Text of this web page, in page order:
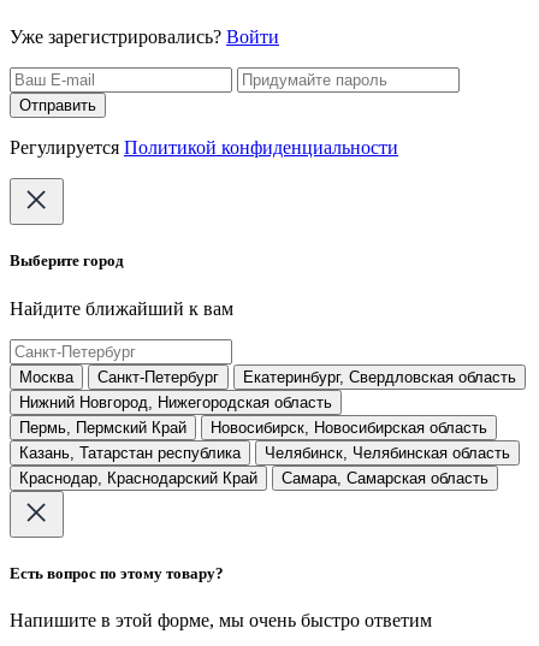
Уже зарегистрировались? Войти
Отправить
Регулируется Политикой конфиденциальности
Выберите город
Найдите ближайший к вам
Москва Санкт-Петербург
Екатеринбург, Свердловская область
Нижний Новгород, Нижегородская область
Пермь, Пермский Край
Новосибирск, Новосибирская область
Казань, Татарстан республика
Челябинск, Челябинская область
Краснодар, Краснодарский Край
Самара, Самарская область
Есть вопрос по этому товару?
Напишите в этой форме, мы очень быстро ответим